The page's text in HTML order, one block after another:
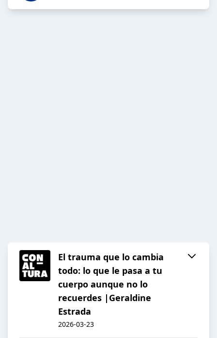
El trauma que lo cambia
todo: lo que le pasa a tu
cuerpo aunque no lo
recuerdes |Geraldine
Estrada
2026-03-23